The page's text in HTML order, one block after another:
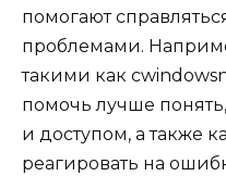
помогают
проблемами.
такими как
помочь лучше
и доступом, а также
реагировать на